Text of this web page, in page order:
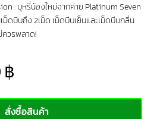
: บุหรี่น้องใหม่จากค่าย Platinum Seven
ม็ดบีบถึง 2เม็ด เม็ดบีบเย็นและเม็ดบีบกลิ่น
ควรพลาด!
฿
สั่งซื้อสินค้า